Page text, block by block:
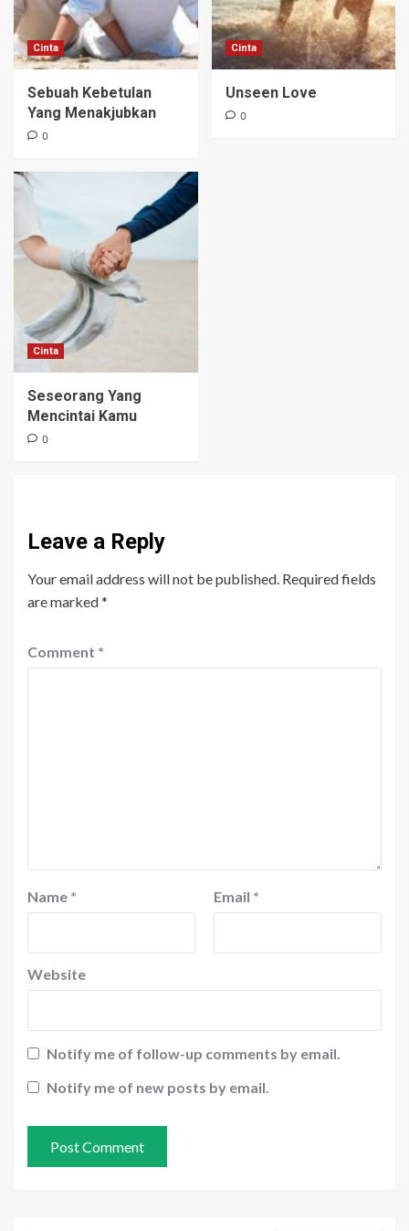
Cinta
Sebuah Kebetulan
Yang Menakjubkan
0
Cinta
Unseen Love
0
Cinta
Seseorang Yang
Mencintai Kamu
0
Leave a Reply
Your email address will not be published. Required fields
are marked*
Comment *
Name * Email *
Website
Notify me of follow-up comments by email.
Notify me of new posts by email.